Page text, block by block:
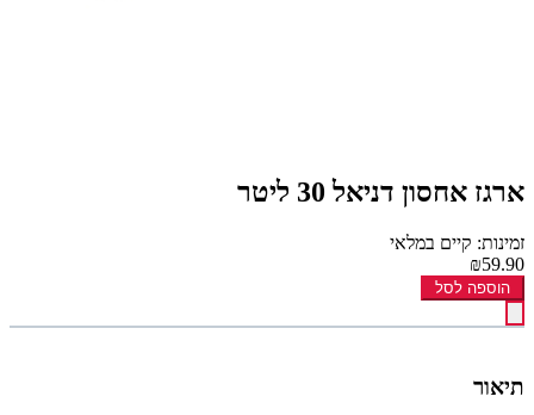
ארגז אחסון דניאל 30 ליטר
זמינות: קיים במלאי
₪59.90
הוספה לסל
תיאור